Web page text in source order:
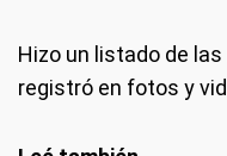
Hizo un listado de
registró en fotos y